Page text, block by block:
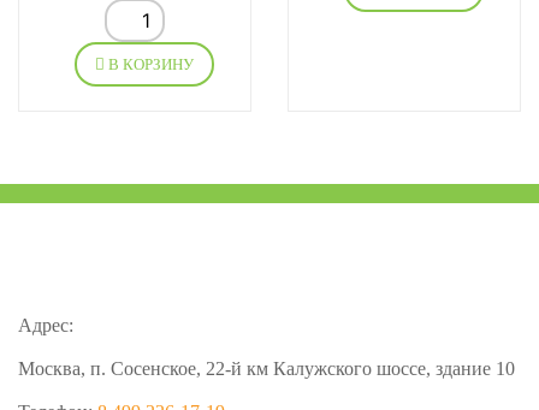
В КОРЗИНУ
Адрес:
Москва, п. Сосенское, 22-й км Калужского шоссе, здание 10